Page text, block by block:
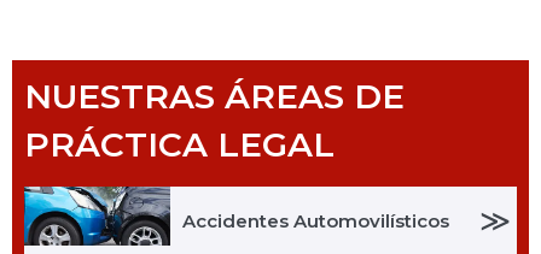
NUESTRAS ÁREAS DE
PRÁCTICA LEGAL
Accidentes Automovilísticos ≫